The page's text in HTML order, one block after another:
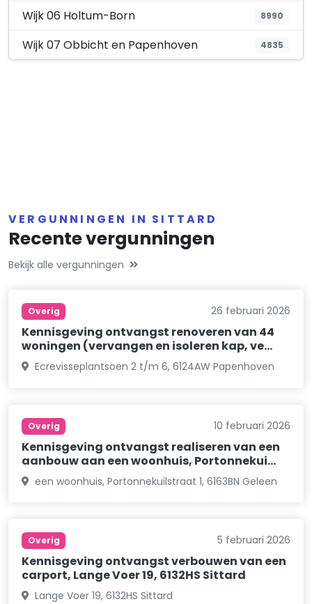
Wijk 06 Holtum-Born 8990
Wijk 07 Obbicht en Papenhoven 4835
VERGUNNINGEN IN SITTARD
Recente vergunningen
Bekijk alle vergunningen
Overig 26 februari 2026
Kennisgeving ontvangst renoveren van 44
woningen (vervangen en isoleren kap, ve…
Ecrevisseplantsoen 2 t/m 6, 6124AW Papenhoven
Overig 10 februari 2026
Kennisgeving ontvangst realiseren van een
aanbouw aan een woonhuis, Portonnekui…
een woonhuis, Portonnekuilstraat 1, 6163BN Geleen
Overig 5 februari 2026
Kennisgeving ontvangst verbouwen van een
carport, Lange Voer 19, 6132HS Sittard
Lange Voer 19, 6132HS Sittard